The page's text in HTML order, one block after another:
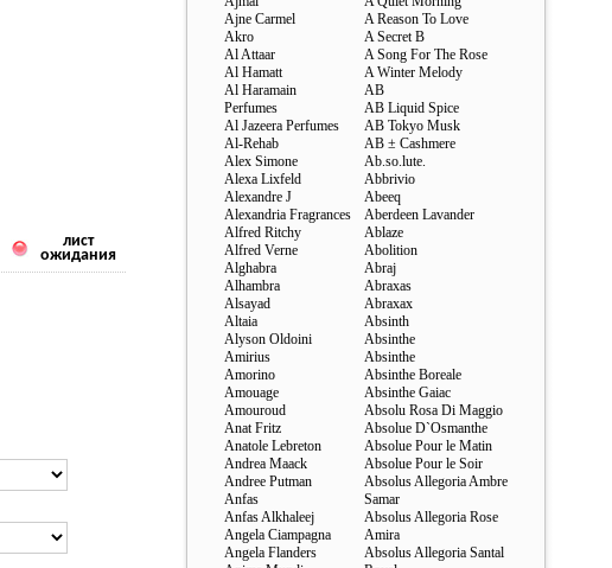
лист
ожидания
Ajne Carmel
Akro
Al Attaar
Al Hamatt
Al Haramain
Perfumes
Al Jazeera Perfumes
Al-Rehab
Alex Simone
Alexa Lixfeld
Alexandre J
Alexandria Fragrances
Alfred Ritchy
Alfred Verne
Alghabra
Alhambra
Alsayad
Altaia
Alyson Oldoini
Amirius
Amorino
Amouage
Amouroud
Anat Fritz
Anatole Lebreton
Andrea Maack
Andree Putman
Anfas
Anfas Alkhaleej
Angela Ciampagna
Angela Flanders
A Reason To Love
A Secret B
A Song For The Rose
A Winter Melody
AB
AB Liquid Spice
AB Tokyo Musk
AB ± Cashmere
Ab.so.lute.
Abbrivio
Abeeq
Aberdeen Lavander
Ablaze
Abolition
Abraj
Abraxas
Abraxax
Absinth
Absinthe
Absinthe
Absinthe Boreale
Absinthe Gaiac
Absolu Rosa Di Maggio
Absolue D`Osmanthe
Absolue Pour le Matin
Absolue Pour le Soir
Absolus Allegoria Ambre
Samar
Absolus Allegoria Rose
Amira
Absolus Allegoria Santal